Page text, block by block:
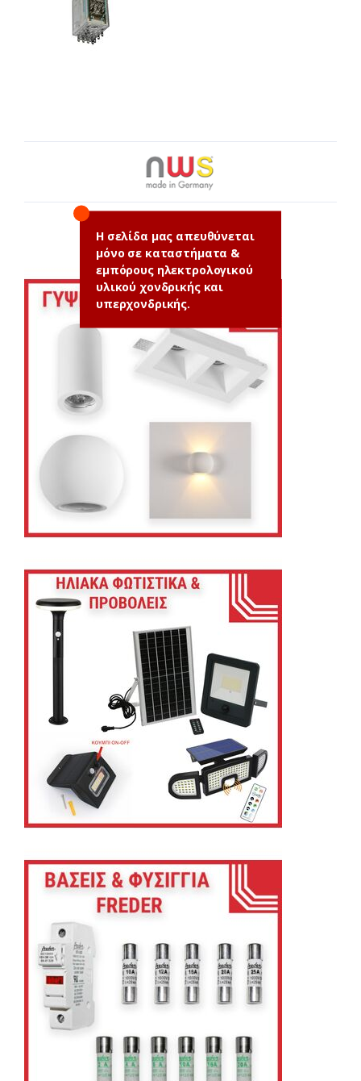
Η σελίδα μας απευθύνεται
μόνο σε καταστήματα &
εμπόρους ηλεκτρολογικού
υλικού χονδρικής και
υπερχονδρικής.